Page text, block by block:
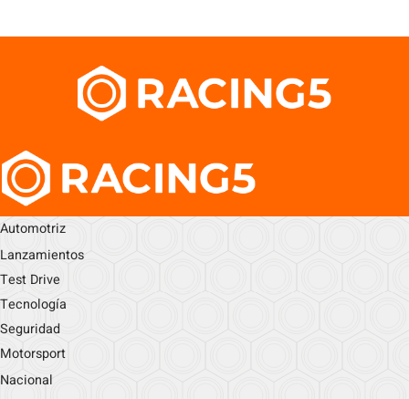
Automotriz
Lanzamientos
Test Drive
Tecnología
Seguridad
Motorsport
Nacional